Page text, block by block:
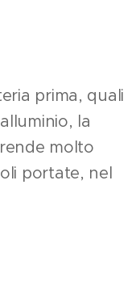
prima, quali
la
molto
portate, nel